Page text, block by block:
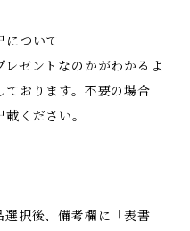
ついて
レゼントなのかがわかるよ
ております。不要の場合
ください。
選択後、備考欄に「表書